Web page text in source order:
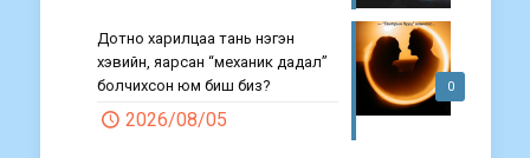
0
Дотно харилцаа тань нэгэн
хэвийн, яарсан “механик дадал”
болчихсон юм биш биз?
2026/08/05